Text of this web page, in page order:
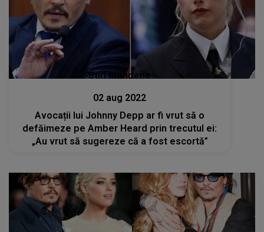
Stiri mondene
02 aug 2022
Avocații lui Johnny Depp ar fi vrut să o
defăimeze pe Amber Heard prin trecutul ei:
„Au vrut să sugereze că a fost escortă”